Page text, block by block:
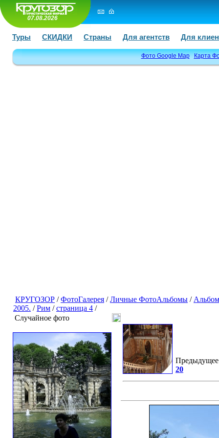
07.08.2026
Туры СКИДКИ Страны Для агентств Для
Фото Google Map Карта
КРУГОЗОР /ФотоГалерея /Личные ФотоАльбомы /
2005. /Рим /страница 4 /
Случайное фото
20